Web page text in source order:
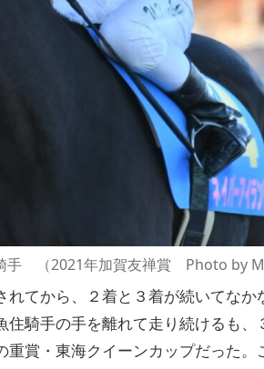
手 （2021年加賀友禅賞 Photo by
てから、２着と３着が続いてなか
騎手の手を離れて走り続けるも、
賞・東海クイーンカップだった